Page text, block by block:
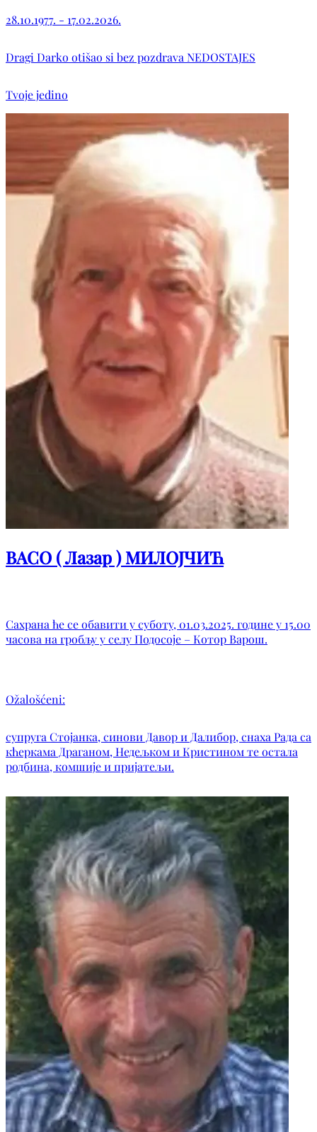
28.10.1977. - 17.02.2026.
Dragi Darko otišao si bez pozdrava NEDOSTAJES
Tvoje jedino
ВАСО ( Лазар ) МИЛОЈЧИЋ
Сахрана ће се обавити у суботу, 01.03.2025. године у 15.00
часова на гробљу у селу Подосоје – Котор Варош.
Ožalošćeni:
супруга Стојанка, синови Давор и Далибор, снаха Рада са
кћеркама Драганом, Недељком и Кристином те остала
родбина, комшије и пријатељи.